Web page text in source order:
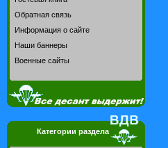
Обратная связь
Информация о сайте
Наши баннеры
Военные сайты
Категории раздела